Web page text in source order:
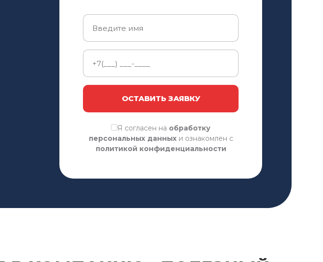
ОСТАВИТЬ ЗАЯВКУ
Я согласен на обработку
персональных данныхи ознакомлен с
политикой конфиденциальности